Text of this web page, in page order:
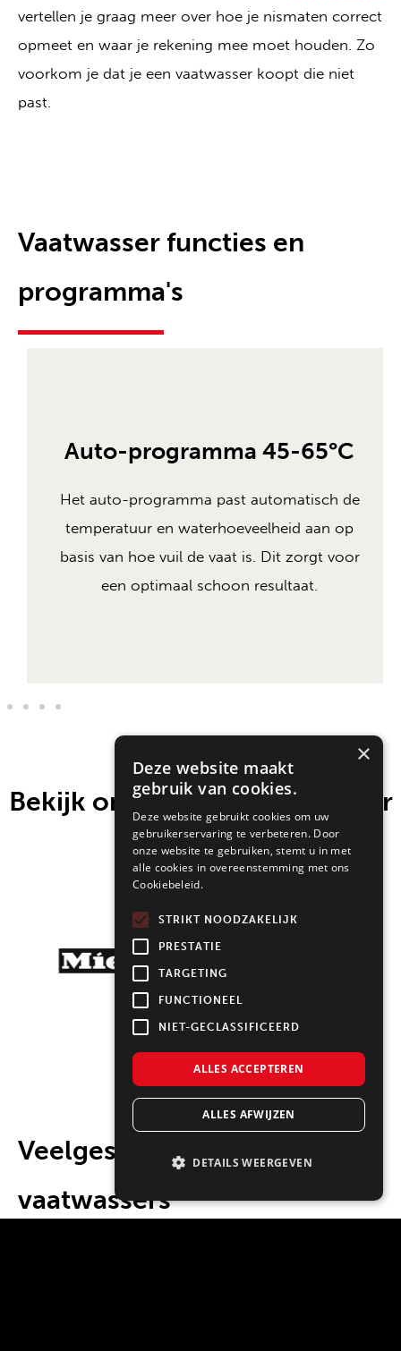
vertellen je graag meer over hoe je nismaten correct
opmeet en waar je rekening mee moet houden. Zo
voorkom je dat je een vaatwasser koopt die niet
past.
Vaatwasser functies en
programma's
Auto-programma 45-65°C
Het auto-programma past automatisch de
temperatuur en waterhoeveelheid aan op
basis van hoe vuil de vaat is. Dit zorgt voor
een optimaal schoon resultaat.
Bekijk onze keukenapparatuur
merken
Veelgestelde vragen over
vaatwassers
×
Deze website maakt
gebruik van cookies.
Deze website gebruikt cookies om uw
gebruikerservaring te verbeteren. Door
onze website te gebruiken, stemt u in met
alle cookies in overeenstemming met ons
Cookiebeleid.
STRIKT NOODZAKELIJK
PRESTATIE
TARGETING
FUNCTIONEEL
NIET-GECLASSIFICEERD
ALLES ACCEPTEREN
ALLES AFWIJZEN
DETAILS WEERGEVEN